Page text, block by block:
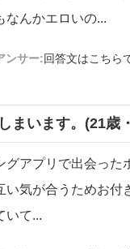
なんかエロいの...
ンサー:回答文はこちら
まいます。(21歳
グアプリで出会った
い気が合うためお付
いて...